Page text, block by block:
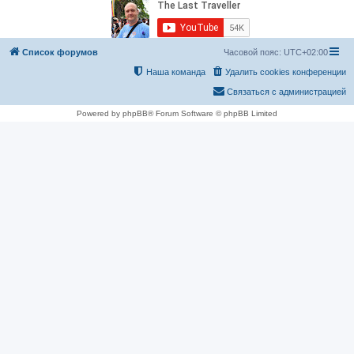
Список форумов Часовой пояс: UTC+02:00
Удалить cookies конференции
Наша команда
Связаться с администрацией
Powered by phpBB® Forum Software © phpBB Limited